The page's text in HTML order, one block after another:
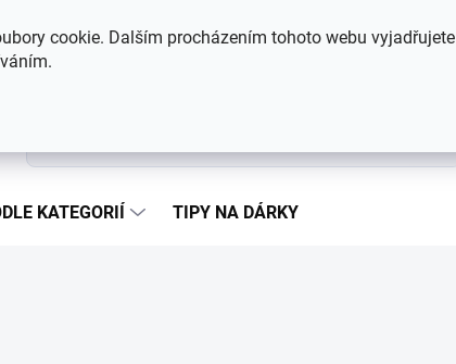
cookie. Dalším procházením tohoto webu vyjadřujete
Hodnocení obchodu Kontakty
KATEGORIÍ TIPY NA DÁRKY